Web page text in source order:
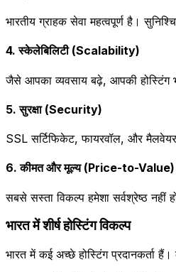
भारतीय ग्राहक सेवा महत्वपूर्ण है।
4. स्केलेबिलिटी (Scalability)
जैसे आपका व्यवसाय बढ़े, आपकी होस्टिंग
5. सुरक्षा (Security)
SSL सर्टिफिकेट, फायरवॉल, और मैलवेयर
6. कीमत और मूल्य (Price-to-Value)
सबसे सस्ता विकल्प हमेशा सर्वश्रेष्ठ
भारत में शीर्ष होस्टिंग विकल्प
भारत में कई अच्छे होस्टिंग प्रदानकर्ता